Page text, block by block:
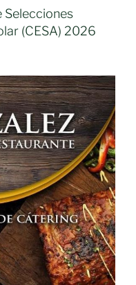
Selecciones
(CESA) 2026